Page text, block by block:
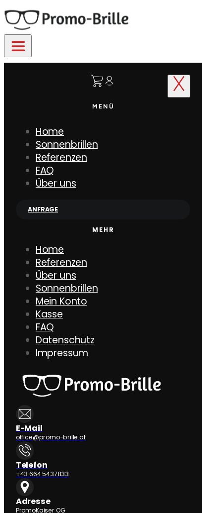
MENÜ
Home
Sonnenbrillen
Referenzen
FAQ
Über uns
ANFRAGE
MEHR
Home
Referenzen
Über uns
Sonnenbrillen
Mein Konto
Kasse
FAQ
Datenschutz
Impressum
E-Mail
office@promo-brille.at
Telefon
+43 664 5437833
Adresse
PromoKaiser OG